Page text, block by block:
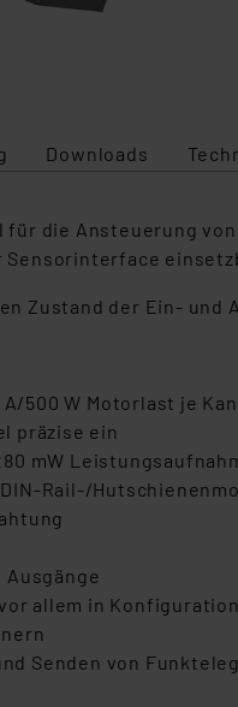
Downloads
die Ansteuerung
Zustand der Ein-
500 W Motorlast je
präzise ein
mW
Rail-/
allem in
Senden von